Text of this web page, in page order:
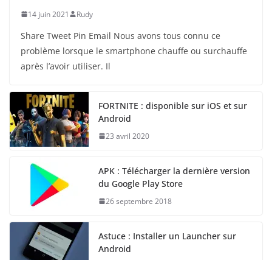
14 juin 2021 Rudy
Share Tweet Pin Email Nous avons tous connu ce
problème lorsque le smartphone chauffe ou surchauffe
après l’avoir utiliser. Il
FORTNITE : disponible sur iOS et sur
Android
23 avril 2020
APK : Télécharger la dernière version
du Google Play Store
26 septembre 2018
Astuce : Installer un Launcher sur
Android